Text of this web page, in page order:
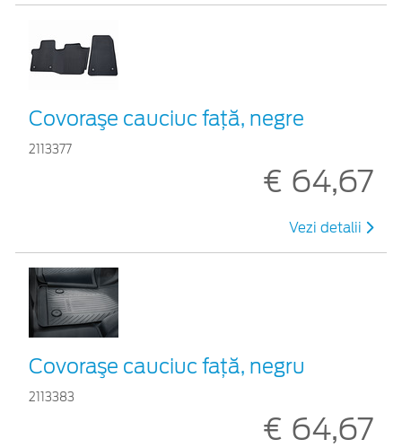
Covoraşe cauciuc faţă, negre
2113377
€ 64,67
Vezi detalii
Covoraşe cauciuc față, negru
2113383
€ 64,67